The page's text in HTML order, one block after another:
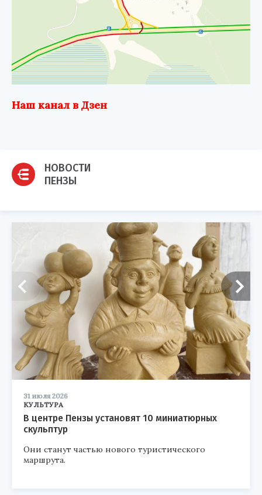
Наш канал в Дзен
НОВОСТИ
ПЕНЗЫ
31 июля 2026
КУЛЬТУРА
В центре Пензы установят 10 миниатюрных
скульптур
Они станут частью нового туристического
маршрута.